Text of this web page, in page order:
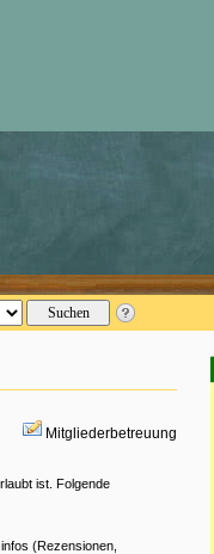
Mitgliederbetreuung
ist. Folgende
(Rezensionen,